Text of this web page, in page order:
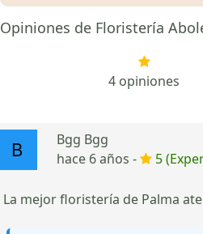
Opiniones de Floristería
4 opiniones
Bgg Bgg
hace 6 años -
5
La mejor floristería de Palma